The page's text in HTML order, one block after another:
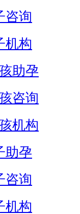
咨询
机构
助孕
咨询
机构
助孕
咨询
机构